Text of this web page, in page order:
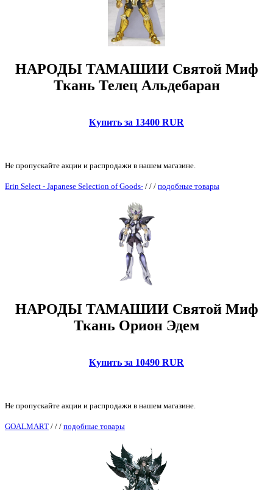
НАРОДЫ ТАМАШИИ Святой Миф
Ткань Телец Альдебаран
Купить за 13400 RUR
Не пропускайте акции и распродажи в нашем магазине.
Erin Select - Japanese Selection of Goods- / / / подобные товары
НАРОДЫ ТАМАШИИ Святой Миф
Ткань Орион Эдем
Купить за 10490 RUR
Не пропускайте акции и распродажи в нашем магазине.
GOALMART / / / подобные товары